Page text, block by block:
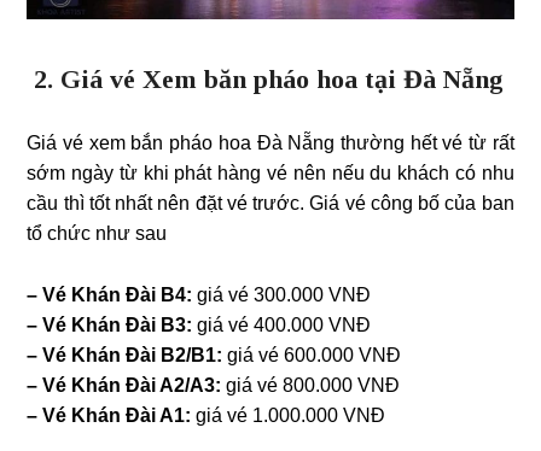
2. Giá vé Xem băn pháo hoa tại Đà Nẵng
Giá vé xem bắn pháo hoa Đà Nẵng thường hết vé từ rất
sớm ngày từ khi phát hàng vé nên nếu du khách có nhu
cầu thì tốt nhất nên đặt vé trước. Giá vé công bố của ban
tổ chức như sau
– Vé Khán Đài B4: giá vé 300.000 VNĐ
– Vé Khán Đài B3: giá vé 400.000 VNĐ
– Vé Khán Đài B2/B1: giá vé 600.000 VNĐ
– Vé Khán Đài A2/A3: giá vé 800.000 VNĐ
– Vé Khán Đài A1: giá vé 1.000.000 VNĐ